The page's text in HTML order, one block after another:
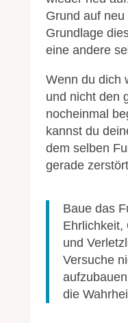
Grund auf
Grundlage
eine andere
Wenn du dich
und nicht den
nocheinmal
kannst du
dem selben
gerade
Baue das
Ehrlichkeit,
und
Versuche
die